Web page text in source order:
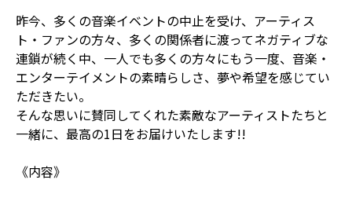
昨今、多くの音楽イベントの中止を受け、アーティス
ト・ファンの方々、多くの関係者に渡ってネガティブな
連鎖が続く中、一人でも多くの方々にもう一度、音楽・
エンターテイメントの素晴らしさ、夢や希望を感じてい
ただきたい。
そんな思いに賛同してくれた素敵なアーティストたちと
一緒に、最高の1日をお届けいたします!!
《内容》